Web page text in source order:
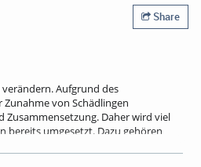
Share
Aufgrund des
von Schädlingen
Daher wird viel
bereits umgesetzt. Dazu gehören
Bestandespflege oder
der Wälder